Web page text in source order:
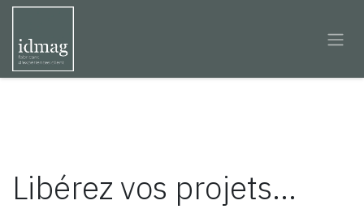
Se rendre au contenu
Libérez vos projets...